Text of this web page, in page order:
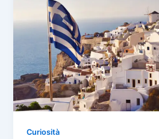
Curiosità